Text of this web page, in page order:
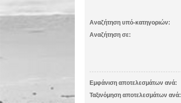
Αναζήτηση υπό-κατηγοριών:
Αναζήτηση σε:
Εμφάνιση αποτελεσμάτων ανά:
Ταξινόμηση αποτελεσμάτων ανά: